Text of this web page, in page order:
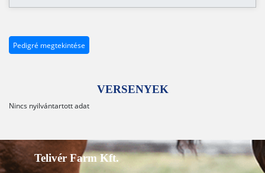
Pedigré megtekintése
VERSENYEK
Nincs nyilvántartott adat
Telivér Farm Kft.